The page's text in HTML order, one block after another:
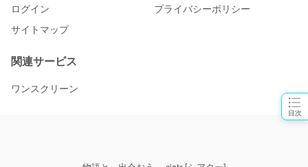
目次
ログイン
プライバシーポリシー
サイトマップ
関連サービス
ワンスクリーン